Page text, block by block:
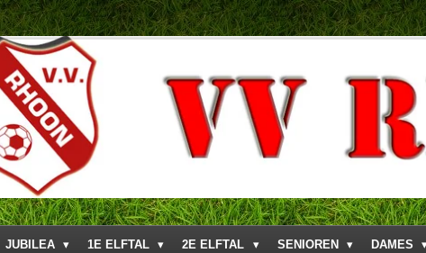
JUBILEA 1E ELFTAL 2E ELFTAL SENIOREN DAMES